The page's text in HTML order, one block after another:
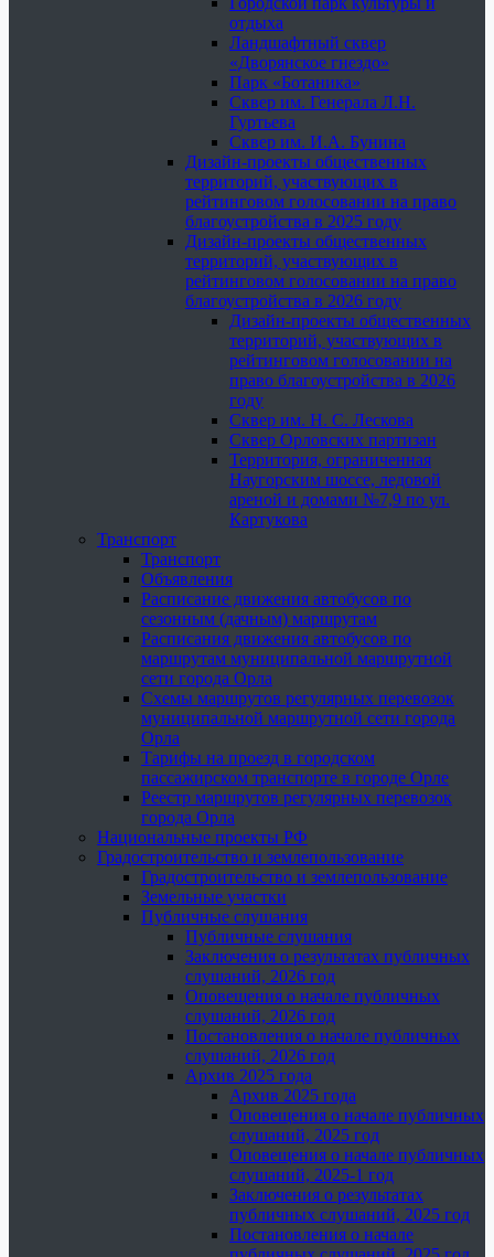
отдыха
Ландшафтный сквер
«Дворянское гнездо»
Парк «Ботаника»
Сквер им. Генерала Л.Н.
Гуртьева
Сквер им. И.А. Бунина
Дизайн-проекты общественных
территорий, участвующих в
рейтинговом голосовании на право
благоустройства в 2025 году
Дизайн-проекты общественных
территорий, участвующих в
рейтинговом голосовании на право
благоустройства в 2026 году
Дизайн-проекты общественных
территорий, участвующих в
рейтинговом голосовании на
право благоустройства в 2026
году
Сквер им. Н. С. Лескова
Сквер Орловских партизан
Территория, ограниченная
Наугорским шоссе, ледовой
ареной и домами №7,9 по ул.
Картукова
Транспорт
Транспорт
Объявления
Расписание движения автобусов по
сезонным (дачным) маршрутам
Расписания движения автобусов по
маршрутам муниципальной маршрутной
сети города Орла
Схемы маршрутов регулярных перевозок
муниципальной маршрутной сети города
Орла
Тарифы на проезд в городском
пассажирском транспорте в городе Орле
Реестр маршрутов регулярных перевозок
города Орла
Национальные проекты РФ
Градостроительство и землепользование
Градостроительство и землепользование
Земельные участки
Публичные слушания
Публичные слушания
Заключения о результатах публичных
слушаний, 2026 год
Оповещения о начале публичных
слушаний, 2026 год
Постановления о начале публичных
слушаний, 2026 год
Архив 2025 года
Архив 2025 года
Оповещения о начале публичных
слушаний, 2025 год
Оповещения о начале публичных
слушаний, 2025-1 год
Заключения о результатах
публичных слушаний, 2025 год
Постановления о начале